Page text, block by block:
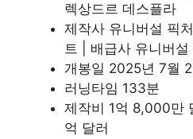
렉상드르 데스플라
제작사 유니버설 픽
트 | 배급사 유니버설
개봉일 2025년 7월
러닝타임 133분
제작비 1억 8,000만
억 달러